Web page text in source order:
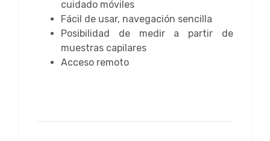
cuidado móviles
Fácil de usar, navegación sencilla
Posibilidad de medir a partir de
muestras capilares
Acceso remoto